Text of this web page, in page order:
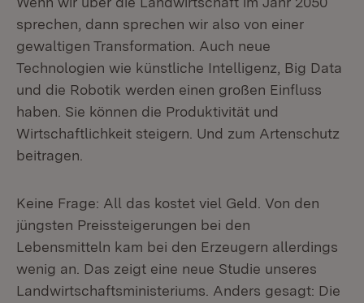
sprechen, dann sprechen wir also von einer
gewaltigen Transformation. Auch neue
Technologien wie künstliche Intelligenz, Big Data
und die Robotik werden einen großen Einfluss
haben. Sie können die Produktivität und
Wirtschaftlichkeit steigern. Und zum Artenschutz
beitragen.
Keine Frage: All das kostet viel Geld. Von den
jüngsten Preissteigerungen bei den
Lebensmitteln kam bei den Erzeugern allerdings
wenig an. Das zeigt eine neue Studie unseres
Landwirtschaftsministeriums. Anders gesagt: Die